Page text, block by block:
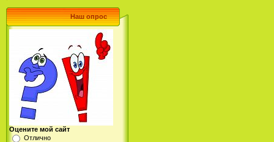
Наш опрос
Оцените мой сайт
Отлично